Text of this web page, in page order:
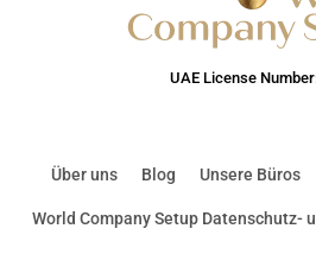
UAE License
Über uns Blog Unsere Büros
World Company Setup Datenschutz-